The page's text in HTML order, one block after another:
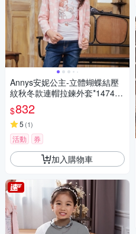
Annys安妮公主-立體蝴蝶結壓
紋秋冬款連帽拉鍊外套*1474粉
紅
$832
5 (1)
活動 券
加入購物車